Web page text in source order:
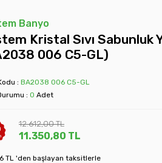
Banyo
Kristal Sıvı Sabunluk
006 C5-GL)
: BA2038 006 C5-GL
: 0 Adet
12.612,00TL
11.350,80 TL
TL 'den başlayan taksitlerle